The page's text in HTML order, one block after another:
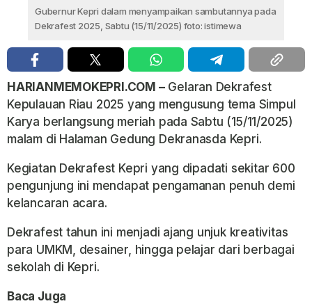
Gubernur Kepri dalam menyampaikan sambutannya pada
Dekrafest 2025, Sabtu (15/11/2025) foto: istimewa
HARIANMEMOKEPRI.COM –Gelaran Dekrafest
Kepulauan Riau 2025 yang mengusung tema Simpul
Karya berlangsung meriah pada Sabtu (15/11/2025)
malam di Halaman Gedung Dekranasda Kepri.
Kegiatan Dekrafest Kepri yang dipadati sekitar 600
pengunjung ini mendapat pengamanan penuh demi
kelancaran acara.
Dekrafest tahun ini menjadi ajang unjuk kreativitas
para UMKM, desainer, hingga pelajar dari berbagai
sekolah di Kepri.
Baca Juga